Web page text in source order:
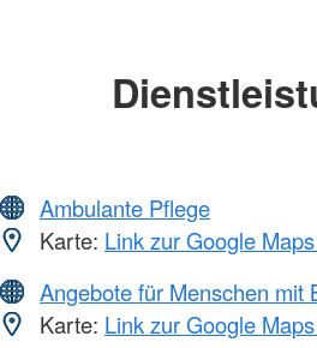
Ambulante Pflege
Karte: Link zur Google
Angebote für Menschen mit
Karte: Link zur Google